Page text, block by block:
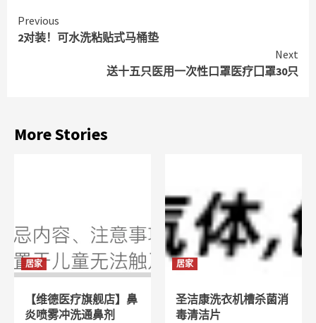
Continue
Reading
Previous
2对装！可水洗粘贴式马桶垫
Next
送十五只医用一次性口罩医疗囗罩30只
More Stories
居家
【维德医疗旗舰店】鼻
炎喷雾冲洗通鼻剂
居家
圣洁康洗衣机槽杀菌消
毒清洁片